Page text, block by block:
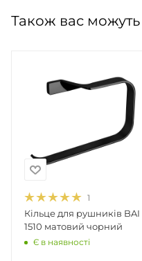
Також вас можуть
1
Кільце для рушників BAI
1510 матовий чорний
Є в наявності